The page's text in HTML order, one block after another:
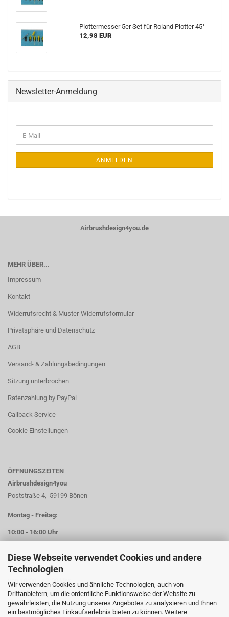
Diese Webseite verwendet Cookies und andere
Technologien
Wir verwenden Cookies und ähnliche Technologien, auch von
Drittanbietern, um die ordentliche Funktionsweise der Website zu
gewährleisten, die Nutzung unseres Angebotes zu analysieren und Ihnen
ein bestmögliches Einkaufserlebnis bieten zu können. Weitere
Plottermesser 5er Set für Roland Plotter 45°
12,98 EUR
Newsletter-Anmeldung
ZUR
E-
Mail
ANMELDEN
Airbrushdesign4you.de
MEHR ÜBER...
Impressum
Kontakt
Widerrufsrecht & Muster-Widerrufsformular
Privatsphäre und Datenschutz
AGB
Versand- & Zahlungsbedingungen
Sitzung unterbrochen
Ratenzahlung by PayPal
Callback Service
Cookie Einstellungen
ÖFFNUNGSZEITEN
Airbrushdesign4you
Poststraße 4, 59199 Bönen
Montag - Freitag:
10:00 - 16:00 Uhr
Samstag:
von 10:00 - 13:00 Uhr